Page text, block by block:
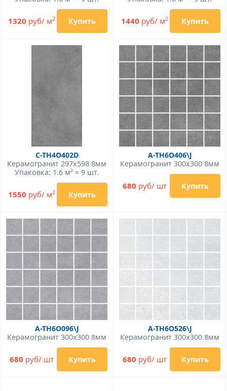
1320 руб/ м2 Купить 1440 руб/ м2 Купить
C-TH4O402D
Керамогранит 297x598 8мм
Упаковка: 1.6 м² = 9 шт.
1550 руб/ м2 Купить
A-TH6O406\J
Керамогранит 300x300 8мм
680 руб/ шт Купить
A-TH6O096\J
Керамогранит 300x300 8мм
680 руб/ шт Купить
A-TH6O526\J
Керамогранит 300x300 8мм
680 руб/ шт Купить